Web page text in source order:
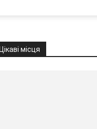
Цікаві місця